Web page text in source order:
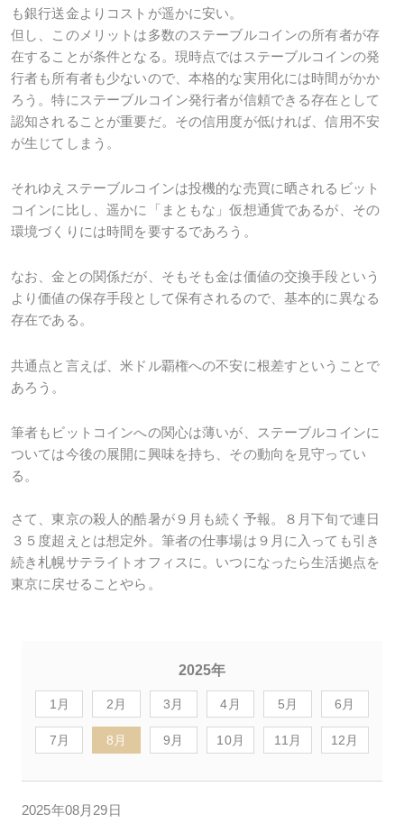
も銀行送金よりコストが遥かに安い。
但し、このメリットは多数のステーブルコインの所有者が存
在することが条件となる。現時点ではステーブルコインの発
行者も所有者も少ないので、本格的な実用化には時間がかか
ろう。特にステーブルコイン発行者が信頼できる存在として
認知されることが重要だ。その信用度が低ければ、信用不安
が生じてしまう。
それゆえステーブルコインは投機的な売買に晒されるビット
コインに比し、遥かに「まともな」仮想通貨であるが、その
環境づくりには時間を要するであろう。
なお、金との関係だが、そもそも金は価値の交換手段という
より価値の保存手段として保有されるので、基本的に異なる
存在である。
共通点と言えば、米ドル覇権への不安に根差すということで
あろう。
筆者もビットコインへの関心は薄いが、ステーブルコインに
ついては今後の展開に興味を持ち、その動向を見守ってい
る。
さて、東京の殺人的酷暑が９月も続く予報。８月下旬で連日
３５度超えとは想定外。筆者の仕事場は９月に入っても引き
続き札幌サテライトオフィスに。いつになったら生活拠点を
東京に戻せることやら。
2025年
1月 2月 3月 4月 5月 6月
7月 8月 9月 10月 11月 12月
2025年08月29日